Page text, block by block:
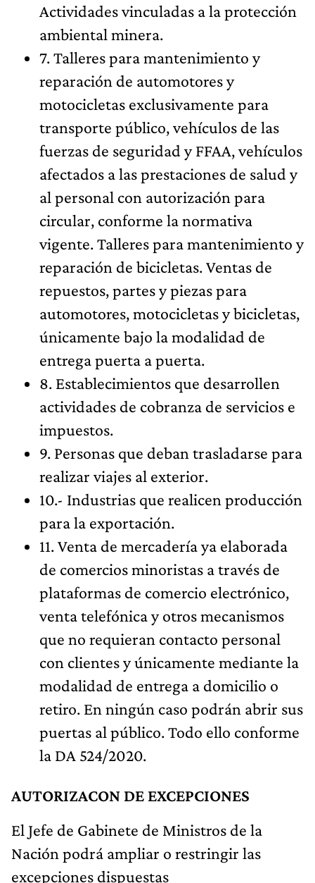
Actividades vinculadas a la protección
ambiental minera.
7. Talleres para mantenimiento y
reparación de automotores y
motocicletas exclusivamente para
transporte público, vehículos de las
fuerzas de seguridad y FFAA, vehículos
afectados a las prestaciones de salud y
al personal con autorización para
circular, conforme la normativa
vigente. Talleres para mantenimiento y
reparación de bicicletas. Ventas de
repuestos, partes y piezas para
automotores, motocicletas y bicicletas,
únicamente bajo la modalidad de
entrega puerta a puerta.
8. Establecimientos que desarrollen
actividades de cobranza de servicios e
impuestos.
9. Personas que deban trasladarse para
realizar viajes al exterior.
10.- Industrias que realicen producción
para la exportación.
11. Venta de mercadería ya elaborada
de comercios minoristas a través de
plataformas de comercio electrónico,
venta telefónica y otros mecanismos
que no requieran contacto personal
con clientes y únicamente mediante la
modalidad de entrega a domicilio o
retiro. En ningún caso podrán abrir sus
puertas al público. Todo ello conforme
la DA 524/2020.
AUTORIZACON DE EXCEPCIONES
El Jefe de Gabinete de Ministros de la
Nación podrá ampliar o restringir las
excepciones dispuestas